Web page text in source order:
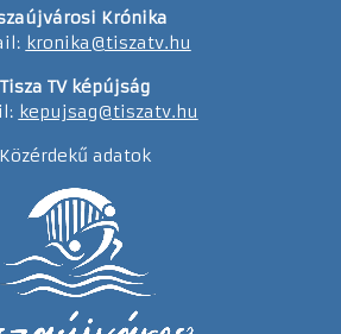
Krónika
kronika@tiszatv.hu
Tisza TV képújság
kepujsag@tiszatv.hu
Közérdekű adatok